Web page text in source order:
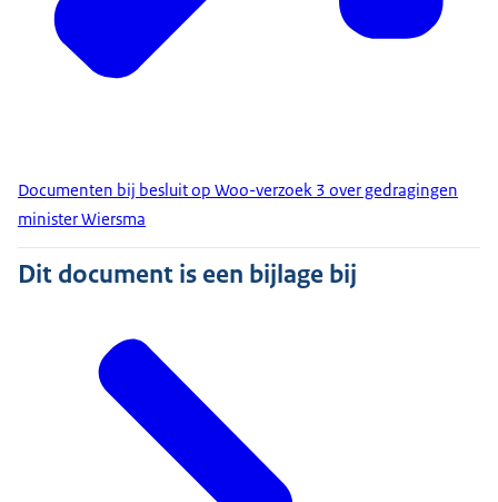
Documenten bij besluit op Woo-verzoek 3 over gedragingen
minister Wiersma
Dit document is een bijlage bij